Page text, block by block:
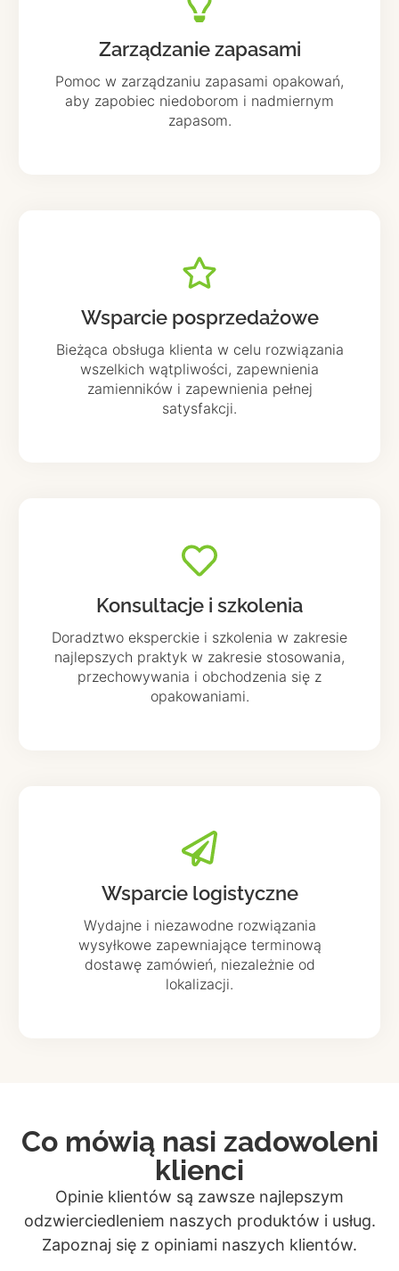
Zarządzanie zapasami
Pomoc w zarządzaniu zapasami opakowań,
aby zapobiec niedoborom i nadmiernym
zapasom.
Wsparcie posprzedażowe
Bieżąca obsługa klienta w celu rozwiązania
wszelkich wątpliwości, zapewnienia
zamienników i zapewnienia pełnej
satysfakcji.
Konsultacje i szkolenia
Doradztwo eksperckie i szkolenia w zakresie
najlepszych praktyk w zakresie stosowania,
przechowywania i obchodzenia się z
opakowaniami.
Wsparcie logistyczne
Wydajne i niezawodne rozwiązania
wysyłkowe zapewniające terminową
dostawę zamówień, niezależnie od
lokalizacji.
Co mówią nasi zadowoleni
klienci
Opinie klientów są zawsze najlepszym
odzwierciedleniem naszych produktów i usług.
Zapoznaj się z opiniami naszych klientów.